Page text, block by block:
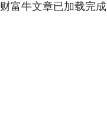
财富牛文章已加载完成